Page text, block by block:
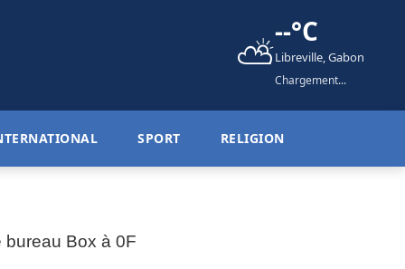
⛅--°C
Libreville, Gabon
Chargement...
SPORT RELIGION